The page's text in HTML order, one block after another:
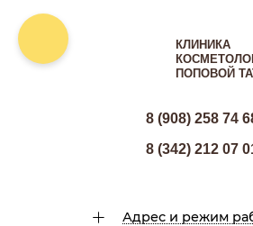
КЛИНИКА
ПОПОВОЙ
8 (908) 258 74
8 (342) 212 07
Адрес и режим